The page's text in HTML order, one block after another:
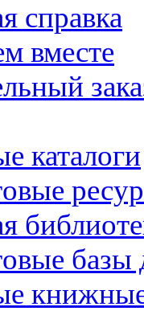
справка
вместе
каталоги